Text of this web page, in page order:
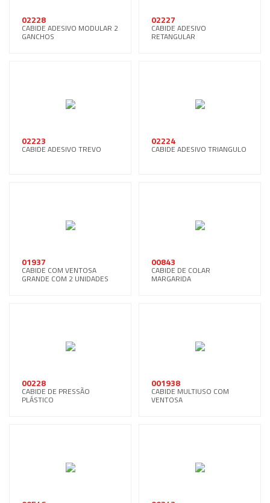
02228
CABIDE ADESIVO MODULAR 2
GANCHOS
02227
CABIDE ADESIVO
RETANGULAR
02223
CABIDE ADESIVO TREVO
02224
CABIDE ADESIVO TRIANGULO
01937
CABIDE COM VENTOSA
GRANDE COM 2 UNIDADES
00843
CABIDE DE COLAR
MARGARIDA
00228
CABIDE DE PRESSÃO
PLÁSTICO
001938
CABIDE MULTIUSO COM
VENTOSA